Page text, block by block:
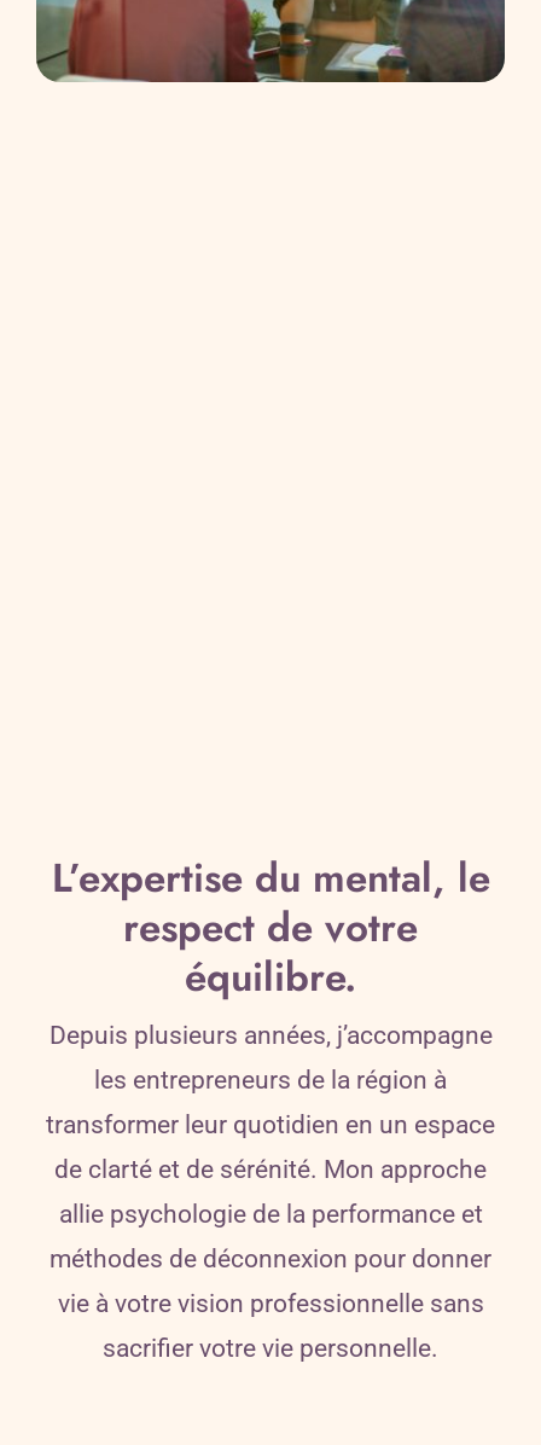
L’expertise du mental, le
respect de votre
équilibre.
Depuis plusieurs années, j’accompagne
les entrepreneurs de la région à
transformer leur quotidien en un espace
de clarté et de sérénité. Mon approche
allie psychologie de la performance et
méthodes de déconnexion pour donner
vie à votre vision professionnelle sans
sacrifier votre vie personnelle.